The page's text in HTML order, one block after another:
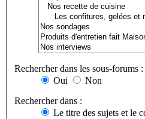
Rechercher dans les sous-forums :
Oui
Non
Rechercher dans :
Le titre des sujets et le